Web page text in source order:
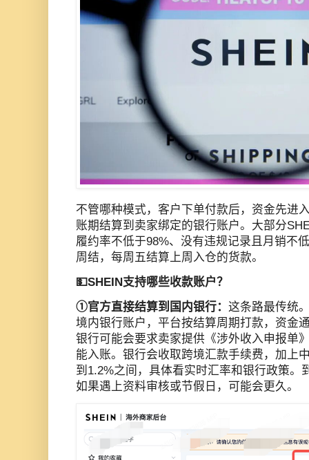
不管哪种模式，客户下单付款后，资金先进
账期结算到卖家绑定的银行账户。大部分
履约率不低于98%、没有违规记录且月销不
周结，每周五结算上周入仓的货款。
💵SHEIN支持哪些收款账户？
①官方直接结算到国内银行： 这条路最传统
境内银行账户，平台按结算周期打款，资金
银行可能会要求卖家提供《涉外收入申报单
能入账。银行会收取跨境汇款手续费，加上
到1.2%之间，具体看实时汇率和银行政策。
如果遇上资料审核或节假日，可能会更久。